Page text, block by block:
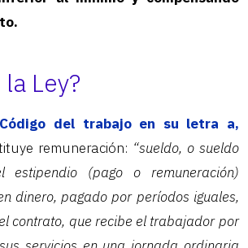
Ley?
del trabajo en su letra a,
remuneración: “sueldo, o sueldo
(pago o remuneración)
dinero, pagado por períodos iguales,
contrato, que recibe el trabajador por